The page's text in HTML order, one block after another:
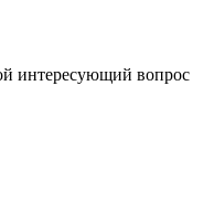
интересующий вопрос